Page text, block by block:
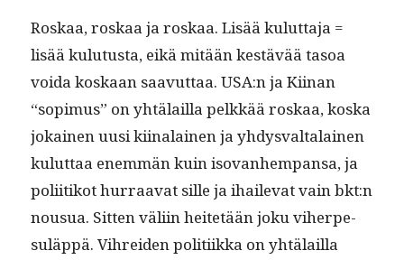
Roskaa, roskaa ja roskaa. Lisää kulut­ta­ja =
lisää kulu­tus­ta, eikä mitään kestävää tasoa
voi­da koskaan saavut­taa. USA:n ja Kiinan
“sopimus” on yhtälail­la pelkkää roskaa, kos­ka
jokainen uusi kiinalainen ja yhdys­val­ta­lainen
kulut­taa enem­män kuin iso­van­hempansa, ja
poli­itikot hur­raa­vat sille ja ihail­e­vat vain bkt:n
nousua. Sit­ten väli­in heit­etään joku viher­pe­
suläp­pä. Vihrei­den poli­ti­ik­ka on yhtälail­la